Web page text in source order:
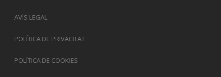
AVÍS LEGAL
POLÍTICA DE PRIVACITAT
POLÍTICA DE COOKIES